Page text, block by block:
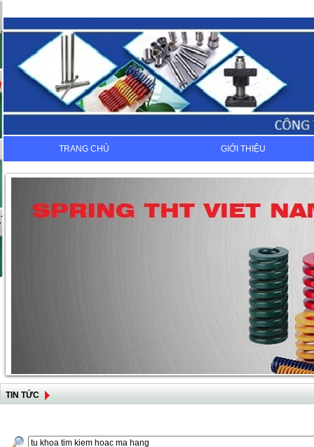
TRANG CHỦ GIỚI THIỆU
TIN TỨC